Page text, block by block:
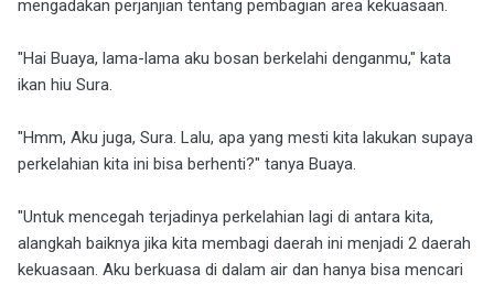
mengadakan perjanjian tentang pembagian area kekuasaan.
"Hai Buaya, lama-lama aku bosan berkelahi denganmu," kata
ikan hiu Sura.
"Hmm, Aku juga, Sura. Lalu, apa yang mesti kita lakukan supaya
perkelahian kita ini bisa berhenti?" tanya Buaya.
"Untuk mencegah terjadinya perkelahian lagi di antara kita,
alangkah baiknya jika kita membagi daerah ini menjadi 2 daerah
kekuasaan. Aku berkuasa di dalam air dan hanya bisa mencari